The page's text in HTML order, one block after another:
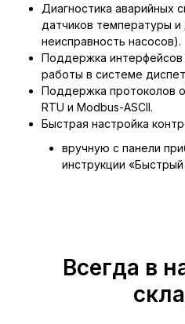
Диагностика аварийных
датчиков температуры и
неисправность насосов).
Поддержка интерфейсов
работы в системе
Поддержка протоколов
RTU и Modbus-ASCII.
Быстрая настройка
вручную с панели
инструкции «Быстрый
Всегда в